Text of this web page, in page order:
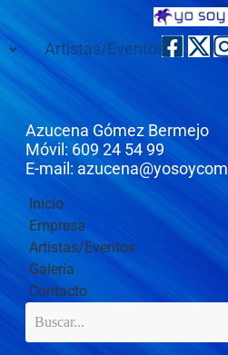
Artistas/Eventos
Azucena Gómez Bermejo
Móvil: 609 24 54 99
E-mail:
Inicio
Empresa
Artistas/Eventos
Galería
Contacto